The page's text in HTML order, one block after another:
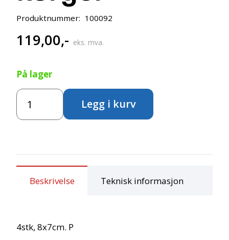
Produktnummer: 100092
119,00,- eks. mva.
På lager
Keramikk
korger
antall
Legg i kurv
Beskrivelse Teknisk informasjon
4stk, 8x7cm. P